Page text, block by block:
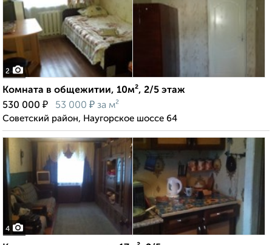
2
Комната в общежитии, 10м², 2/5 этаж
530 000 ₽ 53 000 ₽ за м²
Советский район, Наугорское шоссе 64
4